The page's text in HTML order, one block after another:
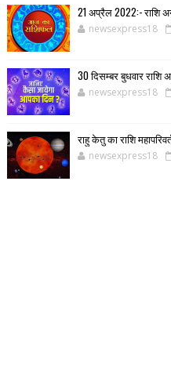
21 अप्रैल 2022:- राशि
newsexpress18
30 दिसम्बर बुधवार
newsexpress18
राहु केतु का राशि
newsexpress18